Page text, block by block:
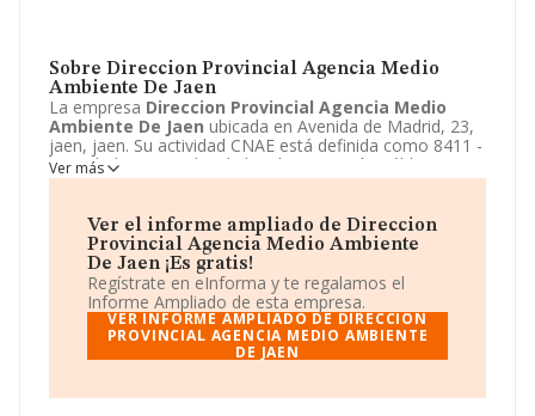
Sobre Direccion Provincial Agencia Medio
Ambiente De Jaen
La empresa Direccion Provincial Agencia Medio
Ambiente De Jaen ubicada en Avenida de Madrid, 23,
jaen, jaen. Su actividad CNAE está definida como 8411 -
Actividades generales de la administración pública. La
forma jurídica deDireccion Provincial Agencia Medio
Ver más
Ver el informe ampliado de Direccion
Provincial Agencia Medio Ambiente
De Jaen ¡Es gratis!
Regístrate en eInforma y te regalamos el
Informe Ampliado de esta empresa.
VER INFORME AMPLIADO DE DIRECCION
PROVINCIAL AGENCIA MEDIO AMBIENTE
DE JAEN